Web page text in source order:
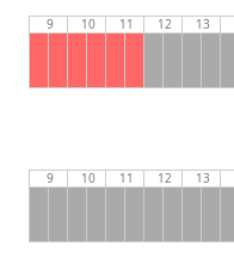
9 10 11 12 13
9 10 11 12 13